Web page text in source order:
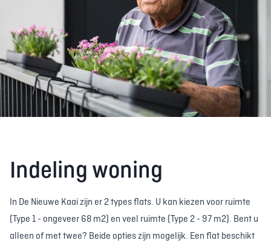
Indeling woning
In De Nieuwe Kaai zijn er 2 types flats. U kan kiezen voor ruimte
(Type 1 - ongeveer 68 m2) en veel ruimte (Type 2 - 97 m2). Bent u
alleen of met twee? Beide opties zijn mogelijk. Een flat beschikt